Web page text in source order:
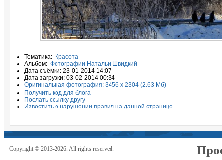
Тематика: Красота
Альбом: Фотографии Натальи Швидкий
Дата съёмки: 23-01-2014 14:07
Дата загрузки: 03-02-2014 00:34
Оригинальная фотография: 3456 x 2304 (2.63 Мб)
Получить код для блога
Послать ссылку другу
Известить о нарушении правил на данной странице
Copyright © 2013-2026. All rights reserved.